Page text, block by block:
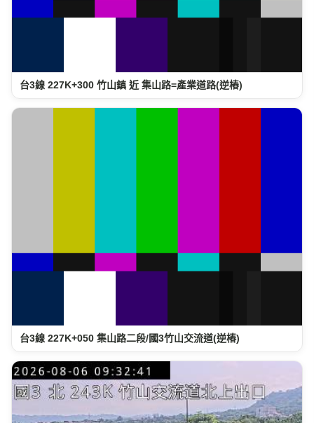
台3線 227K+300 竹山鎮 近 集山路=產業道路(逆樁)
台3線 227K+050 集山路二段/國3竹山交流道(逆樁)